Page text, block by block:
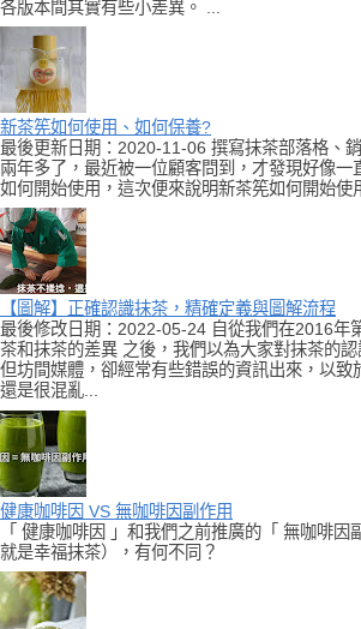
各版本間其實有些小差異。 ...
新茶筅如何使用、如何保養?
最後更新日期：2020-11-06 撰寫抹茶部落格、
兩年多了，最近被一位顧客問到，才發現好像一
如何開始使用，這次便來說明新茶筅如何開始使
【圖解】正確認識抹茶，精確定義與圖解流程
最後修改日期：2022-05-24 自從我們在2016年
茶和抹茶的差異 之後，我們以為大家對抹茶的認
但坊間媒體，卻經常有些錯誤的資訊出來，以致
還是很混亂...
健康咖啡因 VS 無咖啡因副作用
「 健康咖啡因 」和我們之前推廣的「 無咖啡因
就是幸福抹茶），有何不同？